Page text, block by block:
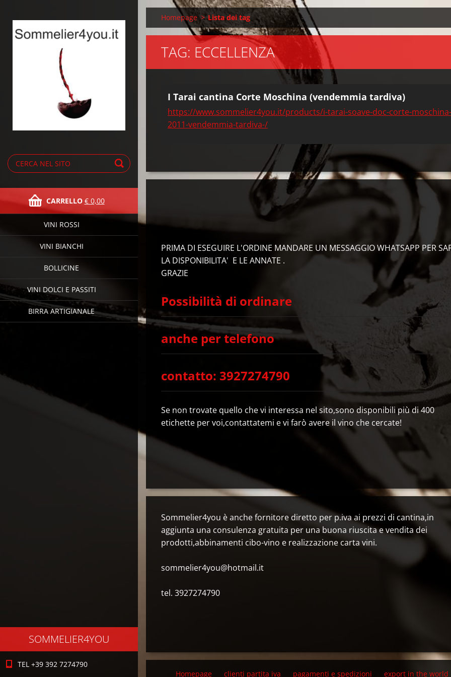
CARRELLO € 0,00
VINI ROSSI
VINI BIANCHI
BOLLICINE
VINI DOLCI E PASSITI
BIRRA ARTIGIANALE
SOMMELIER4YOU
TEL +39 392 7274790
Homepage > Lista dei tag
TAG: ECCELLENZA
I Tarai cantina Corte Moschina (vendemmia tardiva)
https://www.sommelier4you.it/products/i-tarai-soave-doc-corte-moschina-
2011-vendemmia-tardiva-/
PRIMA DI ESEGUIRE L'ORDINE MANDARE UN MESSAGGIO WHATSAPP PER
LA DISPONIBILITA' E LE ANNATE .
GRAZIE
Possibilità di ordinare
anche per telefono
contatto: 3927274790
Se non trovate quello che vi interessa nel sito,sono disponibili più di 400
etichette per voi,contattatemi e vi farò avere il vino che cercate!
Sommelier4you è anche fornitore diretto per p.iva ai prezzi di cantina,in
aggiunta una consulenza gratuita per una buona riuscita e vendita dei
prodotti,abbinamenti cibo-vino e realizzazione carta vini.
sommelier4you@hotmail.it
tel. 3927274790
Homepage clienti partita iva pagamenti e spedizioni export in the world